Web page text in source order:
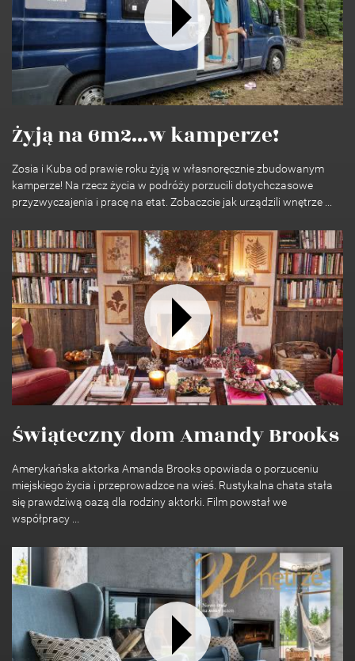
Żyją na 6m2...w kamperze!
Zosia i Kuba od prawie roku żyją w własnoręcznie zbudowanym
kamperze! Na rzecz życia w podróży porzucili dotychczasowe
przyzwyczajenia i pracę na etat. Zobaczcie jak urządzili wnętrze ...
Świąteczny dom Amandy Brooks
Amerykańska aktorka Amanda Brooks opowiada o porzuceniu
miejskiego życia i przeprowadzce na wieś. Rustykalna chata stała
się prawdziwą oazą dla rodziny aktorki. Film powstał we
współpracy ...